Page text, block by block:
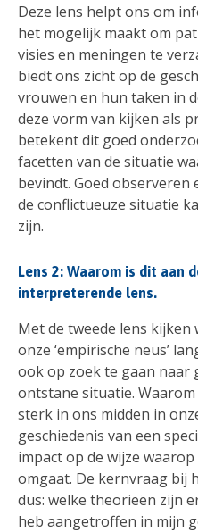
Deze lens helpt ons om
het mogelijk maakt om
visies en meningen te
biedt ons zicht op de
vrouwen en hun taken in
deze vorm van kijken als
betekent dit goed
facetten van de situatie
bevindt. Goed observeren
de conflictueuze situatie
zijn.
Lens 2: Waarom is dit aan
interpreterende lens.
Met de tweede lens kijken
onze ‘empirische neus’
ook op zoek te gaan naar
ontstane situatie.
sterk in ons midden in
geschiedenis van een
impact op de wijze
omgaat. De kernvraag bij
dus: welke theorieën zijn
heb aangetroffen in mijn